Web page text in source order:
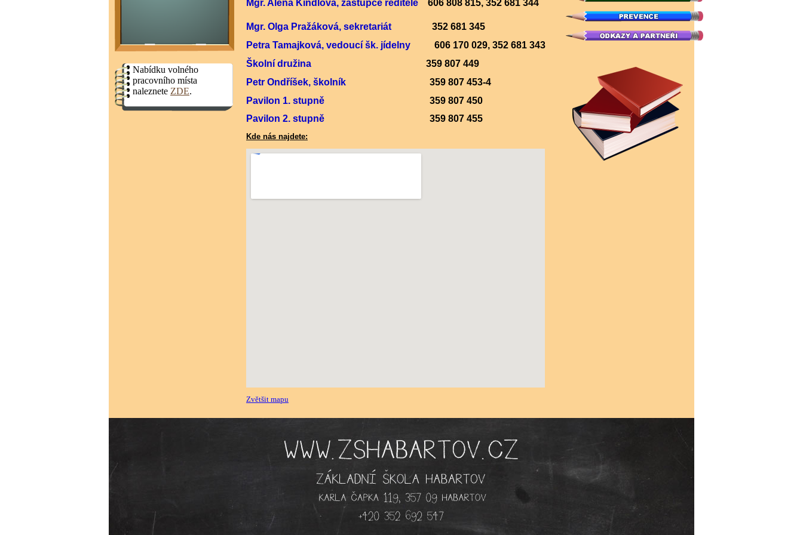
Nabídku volného
pracovního místa
naleznete ZDE.
Mgr. Alena Kindlová, zástupce ředitele 606 808 815, 352 681 344
Mgr. Olga Pražáková, sekretariát 352 681 345
Petra Tamajková, vedoucí šk. jídelny
606 170 029, 352 681 343
Školní družina
359 807 449
Petr Ondříšek, školník
359 807 453-4
Pavilon 1. stupně
359 807 450
Pavilon 2. stupně
359 807 455
Kde nás najdete:
Zvětšit mapu